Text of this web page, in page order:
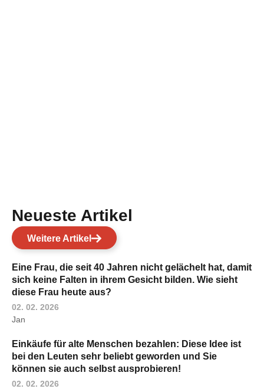
Neueste Artikel
Weitere Artikel
Eine Frau, die seit 40 Jahren nicht gelächelt hat, damit
sich keine Falten in ihrem Gesicht bilden. Wie sieht
diese Frau heute aus?
02. 02. 2026
Jan
Einkäufe für alte Menschen bezahlen: Diese Idee ist
bei den Leuten sehr beliebt geworden und Sie
können sie auch selbst ausprobieren!
02. 02. 2026